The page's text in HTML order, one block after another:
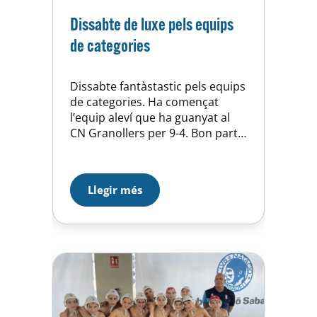
Dissabte de luxe pels equips
de categories
Dissabte fantàstastic pels equips
de categories. Ha començat
l’equip aleví que ha guanyat al
CN Granollers per 9-4. Bon partit
marcador curt per allò que s’ha
vist a l’aigua. Partint d’una molt
bona defensa hem fallat moltes
ocasions de gol però, val a dir,…
Llegir més